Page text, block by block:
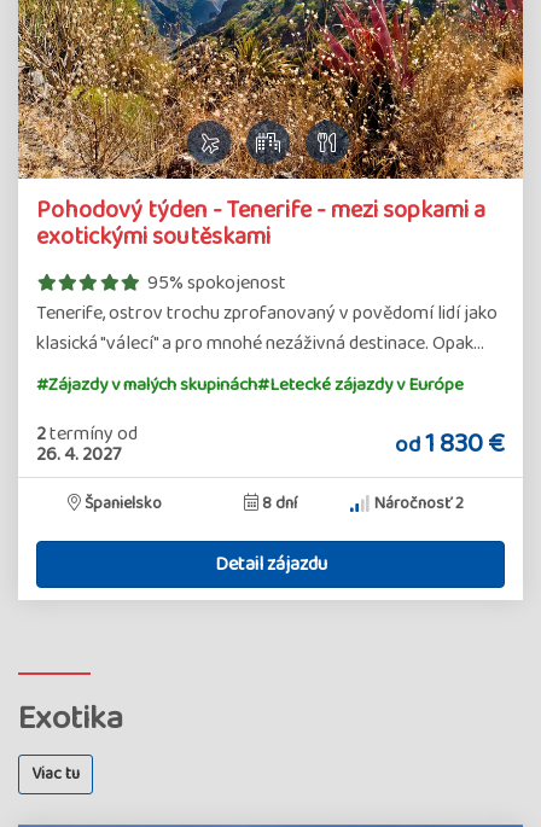
Pohodový týden - Tenerife - mezi sopkami a
exotickými soutěskami
95% spokojenost
Tenerife, ostrov trochu zprofanovaný v povědomí lidí jako
klasická "válecí" a pro mnohé nezáživná destinace. Opak…
#Zájazdy v malých skupinách#Letecké zájazdy v Európe
2termínyod
26. 4. 2027 od1 830 €
Španielsko 8 dní Náročnosť 2
Detail zájazdu
Detail
zájazdu
Exotika
Viac tu